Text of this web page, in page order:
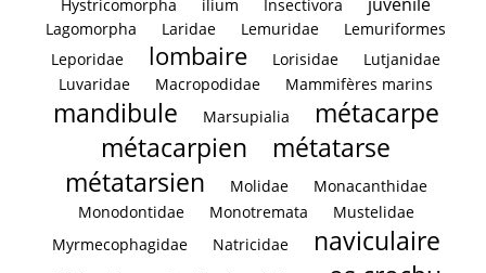
Hystricomorpha
ilium Insectivora
Lagomorpha Laridae Lemuridae
Lemuriformes
Leporidae
lombaire Lorisidae
Lutjanidae
Luvaridae
Macropodidae Mammifères marins
mandibule Marsupialia
métacarpe
métacarpien
métatarse
métatarsien
Molidae
Monacanthidae
Monodontidae
Monotremata
Mustelidae
Myrmecophagidae
Natricidae naviculaire